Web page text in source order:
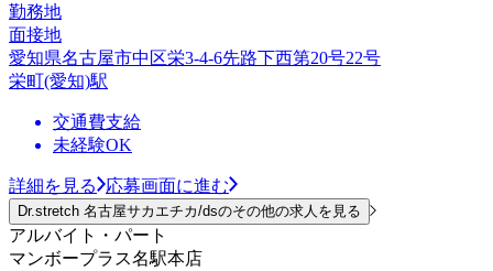
勤務地
面接地
愛知県名古屋市中区栄3-4-6先路下西第20号22号
栄町(愛知)駅
交通費支給
未経験OK
詳細を見る 応募画面に進む
Dr.stretch 名古屋サカエチカ/dsのその他の求人を見る
アルバイト・パート
マンボープラス名駅本店